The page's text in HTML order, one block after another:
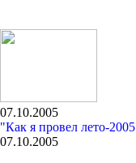
07.10.2005
"Как я провел лето-
07.10.2005